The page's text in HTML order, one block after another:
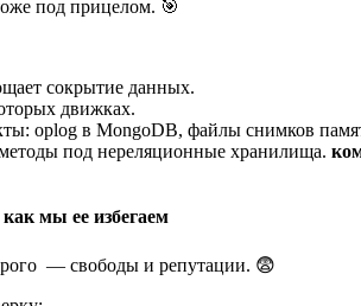
под прицелом. 🎯
сокрытие данных.
движках.
oplog в MongoDB, файлы снимков
под нереляционные хранилища.
мы ее избегаем
— свободы и репутации. 😨